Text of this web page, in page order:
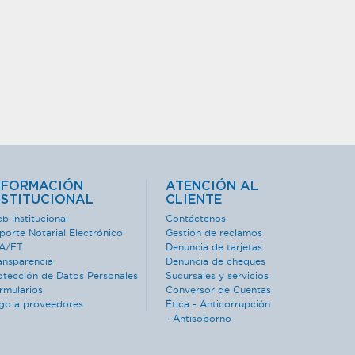
institucional
Notarial Electrónico
FT
de Datos Personales
a proveedores
ATENCIÓN AL
CLIENTE
Contáctenos
Gestión de reclamos
Denuncia de tarjetas
Denuncia de cheques
Sucursales y servicios
Conversor de Cuentas
Ética - Anticorrupción
- Antisoborno